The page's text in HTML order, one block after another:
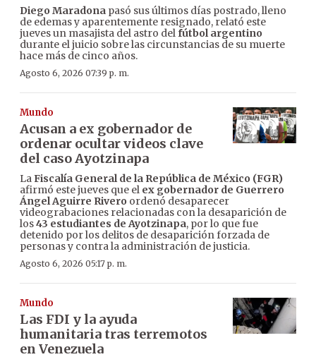
Diego Maradona pasó sus últimos días postrado, lleno
de edemas y aparentemente resignado, relató este
jueves un masajista del astro delfútbol argentino
durante el juicio sobre las circunstancias de su muerte
hace más de cinco años.
Agosto 6, 2026 07:39 p. m.
Mundo
Acusan a ex gobernador de
ordenar ocultar videos clave
del caso Ayotzinapa
LaFiscalía General de la República de México (FGR)
afirmó este jueves que el ex gobernador de Guerrero
Ángel Aguirre Rivero ordenó desaparecer
videograbaciones relacionadas con la desaparición de
los43 estudiantes de Ayotzinapa, por lo que fue
detenido por los delitos de desaparición forzada de
personas y contra la administración de justicia.
Agosto 6, 2026 05:17 p. m.
Mundo
Las FDI y la ayuda
humanitaria tras terremotos
en Venezuela